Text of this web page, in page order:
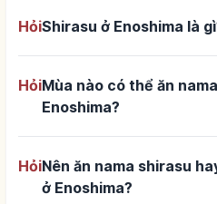
HỏiShirasu ở Enoshima là
HỏiMùa nào có thể ăn
Enoshima?
HỏiNên ăn nama shirasu
ở Enoshima?